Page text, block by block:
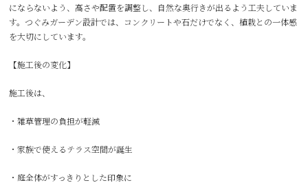
にならないよう、高さや配置を調整し、自然な奥行きが出るよう工夫していま
す。つぐみガーデン設計では、コンクリートや石だけでなく、植栽との一体感
を大切にしています。
【施工後の変化】
施工後は、
・雑草管理の負担が軽減
・家族で使えるテラス空間が誕生
・庭全体がすっきりとした印象に